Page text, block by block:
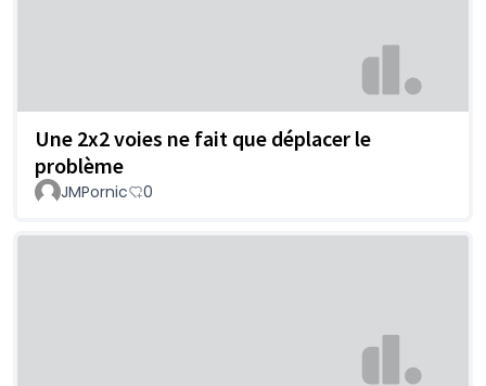
Une 2x2 voies ne fait que déplacer le
problème
JMPornic 0